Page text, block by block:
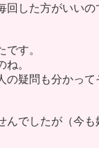
回した方がいい
す。
。
の疑問も分かっ
んでしたが（今